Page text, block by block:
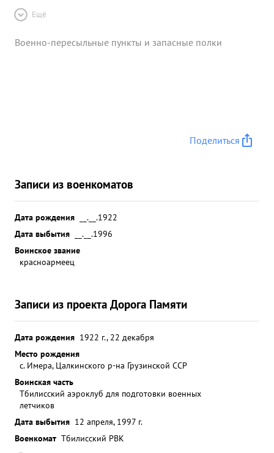
Ещё
Военно-пересыльные пункты и запасные полки
Поделиться
Записи из военкоматов
Дата рождения
__.__.1922
Дата выбытия
__.__.1996
Воинское звание
красноармеец
Записи из проекта Дорога Памяти
Дата рождения 1922 г., 22 декабря
Место рождения
с. Имера, Цалкинского р-на Грузинской ССР
Воинская часть
Тбилисский аэроклуб для подготовки военных
летчиков
Дата выбытия 12 апреля, 1997 г.
Военкомат Тбилисский РВК